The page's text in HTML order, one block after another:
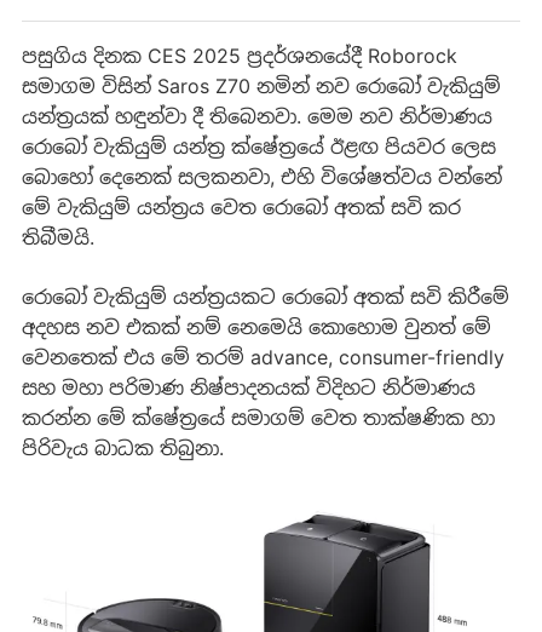
පසුගිය දිනක CES 2025 ප්‍රදර්ශනයේදී Roborock
සමාගම විසින් Saros Z70 නමින් නව රොබෝ වැකියුම්
යන්ත්‍රයක් හඳුන්වා දී තිබෙනවා. මෙම නව නිර්මාණය
රොබෝ වැකියුම් යන්ත්‍ර ක්ෂේත්‍රයේ ඊළඟ පියවර ලෙස
බොහෝ දෙනෙක් සලකනවා, එහි විශේෂත්වය වන්නේ
මේ වැකියුම් යන්ත්‍රය වෙත රොබෝ අතක් සවි කර
තිබීමයි.
රොබෝ වැකියුම් යන්ත්‍රයකට රොබෝ අතක් සවි කිරීමේ
අදහස නව එකක් නම් නෙමෙයි කොහොම වුනත් මේ
වෙනතෙක් එය මේ තරම් advance, consumer-friendly
සහ මහා පරිමාණ නිෂ්පාදනයක් විදිහට නිර්මාණය
කරන්න මේ ක්ෂේත්‍රයේ සමාගම් වෙත තාක්ෂණික හා
පිරිවැය බාධක තිබුනා.